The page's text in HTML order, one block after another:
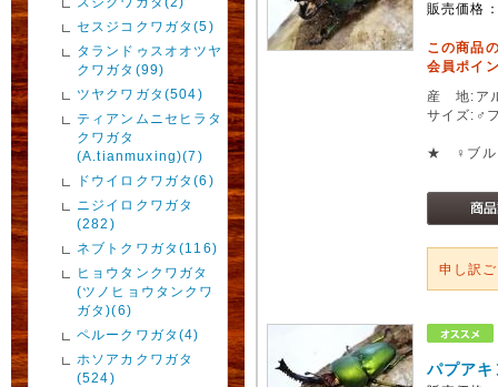
セスジコクワガタ(5)
タランドゥスオオツヤ
クワガタ(99)
ツヤクワガタ(504)
ティアンムニセヒラタ
クワガタ
(A.tianmuxing)(7)
ドウイロクワガタ(6)
ニジイロクワガタ
(282)
ネブトクワガタ(116)
ヒョウタンクワガタ
(ツノヒョウタンクワ
ガタ)(6)
ペルークワガタ(4)
ホソアカクワガタ
(524)
販売価格
この商品
会員ポイ
産 地:ア
サイズ:♂
★ ♀ブル
申し訳
パプア